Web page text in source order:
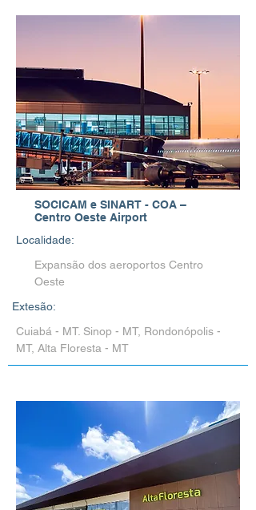
SOCICAM e SINART - COA –
Centro Oeste Airport
Localidade:
Expansão dos aeroportos Centro
Oeste
Extesão:
Cuiabá - MT. Sinop - MT, Rondonópolis -
MT, Alta Floresta - MT